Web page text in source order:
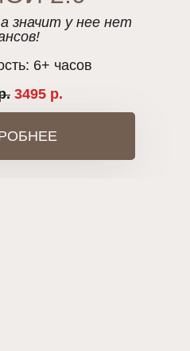
значит у нее нет
6+ часов
3495 р.